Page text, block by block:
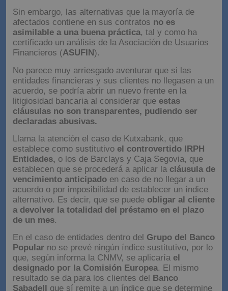
Sin embargo, las alternativas que la mayoría de
afectados contiene en sus contratos no es
asimilable a una buena práctica, tal y como ha
certificado un análisis de la Asociación de Usuarios
Financieros (ASUFIN).
No parece muy arriesgado aventurar que si las
entidades financieras y sus clientes no llegasen a un
acuerdo, se podría abrir un nuevo frente en la
litigiosidad bancaria al considerar que estas
cláusulas no son transparentes, pudiendo ser
declaradas abusivas.
Llama la atención el caso de Kutxabank, que
establece como sustitutivo el controvertido IRPH
Entidades, o los de Barclays y Caja Segovia, que
establecen que se procederá a aplicar la cláusula de
vencimiento anticipado en caso de no llegar a un
acuerdo o por imposibilidad de establecer un índice
alternativo. Es decir, que se puede obligar al cliente
a devolver la totalidad del préstamo en el plazo
de un mes.
En el caso de entidades dentro del Grupo del Banco
Popular no se prevé ningún índice sustitutivo, por lo
que, según informa la CNMV, se aplicaría el
designado por la Comisión Europea. El mismo
resultado se da para los clientes del
Banco
Sabadell
que sí remite a un índice que se determine